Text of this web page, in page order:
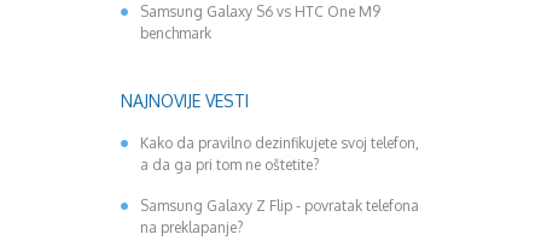
Samsung Galaxy S6 vs HTC One M9
benchmark
NAJNOVIJE VESTI
Kako da pravilno dezinfikujete svoj telefon,
a da ga pri tom ne oštetite?
Samsung Galaxy Z Flip - povratak telefona
na preklapanje?